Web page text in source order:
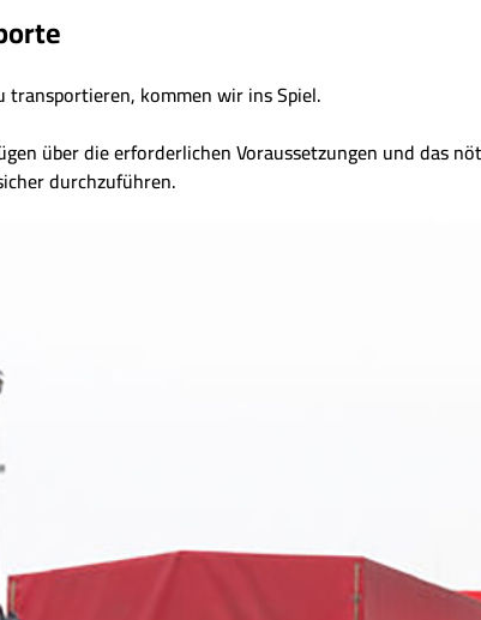
kommen wir ins Spiel.
über die erforderlichen Voraussetzungen und das
durchzuführen.